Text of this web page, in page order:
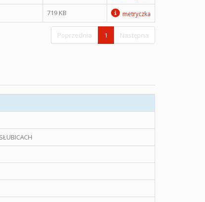
719 KB metryczka
Poprzednia 1 Następna